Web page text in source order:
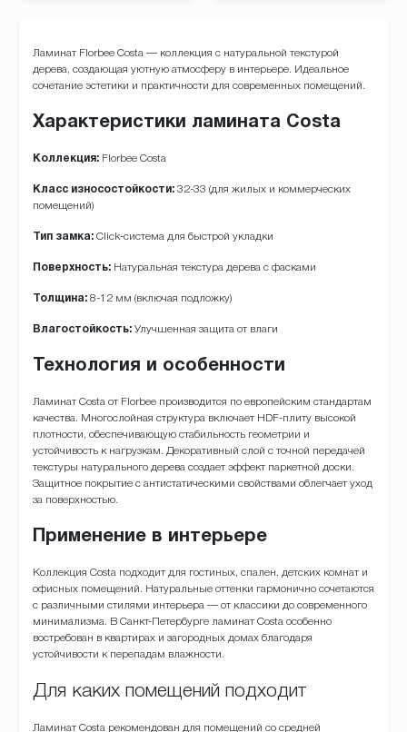
Ламинат Florbee Costa — коллекция с натуральной текстурой
дерева, создающая уютную атмосферу в интерьере. Идеальное
сочетание эстетики и практичности для современных помещений.
Характеристики ламината Costa
Коллекция:Florbee Costa
Класс износостойкости:32-33 (для жилых и коммерческих
помещений)
Тип замка:Click-система для быстрой укладки
Поверхность:Натуральная текстура дерева с фасками
Толщина:8-12 мм (включая подложку)
Влагостойкость:Улучшенная защита от влаги
Технология и особенности
Ламинат Costa от Florbee производится по европейским стандартам
качества. Многослойная структура включает HDF-плиту высокой
плотности, обеспечивающую стабильность геометрии и
устойчивость к нагрузкам. Декоративный слой с точной передачей
текстуры натурального дерева создает эффект паркетной доски.
Защитное покрытие с антистатическими свойствами облегчает уход
за поверхностью.
Применение в интерьере
Коллекция Costa подходит для гостиных, спален, детских комнат и
офисных помещений. Натуральные оттенки гармонично сочетаются
с различными стилями интерьера — от классики до современного
минимализма. В Санкт-Петербурге ламинат Costa особенно
востребован в квартирах и загородных домах благодаря
устойчивости к перепадам влажности.
Для каких помещений подходит
Ламинат Costa рекомендован для помещений со средней